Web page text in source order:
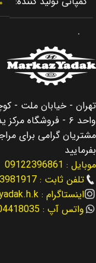
برند
کشور سازنده کره جنوبی
اصالت کالا اصلی
مناسب برای سانتافه Santafe
نوع لوازم لوازم عقب
کد فنی 55118-2W100
واحد ۶ - فروشگاه مرکز یدک
مشتریان گرامی برای
بفرمایید
موبایل : 09122396861
تلفن ثابت : 02133981917
اینستاگرام : markazyadak.h.k
واتس آپ : 09304418035